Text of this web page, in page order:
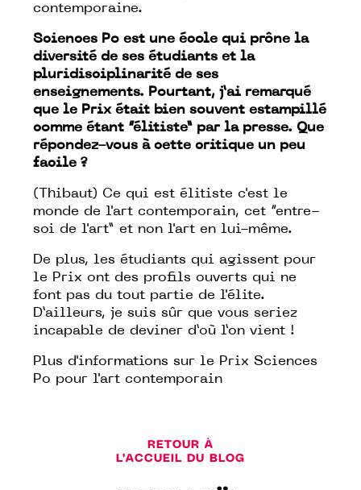
contemporaine.
Sciences Po est une école qui prône la
diversité de ses étudiants et la
pluridisciplinarité de ses
enseignements. Pourtant, j’ai remarqué
que le Prix était bien souvent estampillé
comme étant “élitiste” par la presse. Que
répondez-vous à cette critique un peu
facile ?
(Thibaut) Ce qui est élitiste c'est le
monde de l'art contemporain, cet “entre-
soi de l'art” et non l'art en lui-même.
De plus, les étudiants qui agissent pour
le Prix ont des profils ouverts qui ne
font pas du tout partie de l'élite.
D’ailleurs, je suis sûr que vous seriez
incapable de deviner d’où l’on vient !
Plus d'informations sur le Prix Sciences
Po pour l'art contemporain
RETOUR À
L'ACCUEIL DU BLOG